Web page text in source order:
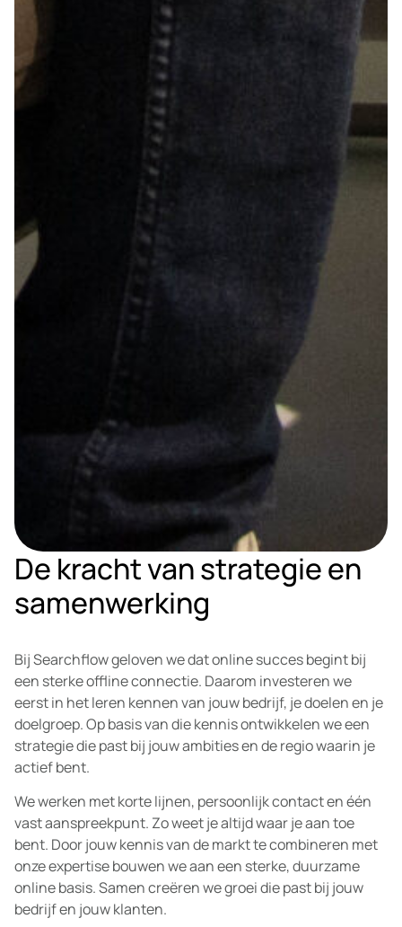
De kracht van strategie en
samenwerking
Bij Searchflow geloven we dat online succes begint bij
een sterke offline connectie. Daarom investeren we
eerst in het leren kennen van jouw bedrijf, je doelen en je
doelgroep. Op basis van die kennis ontwikkelen we een
strategie die past bij jouw ambities en de regio waarin je
actief bent.
We werken met korte lijnen, persoonlijk contact en één
vast aanspreekpunt. Zo weet je altijd waar je aan toe
bent. Door jouw kennis van de markt te combineren met
onze expertise bouwen we aan een sterke, duurzame
online basis. Samen creëren we groei die past bij jouw
bedrijf en jouw klanten.